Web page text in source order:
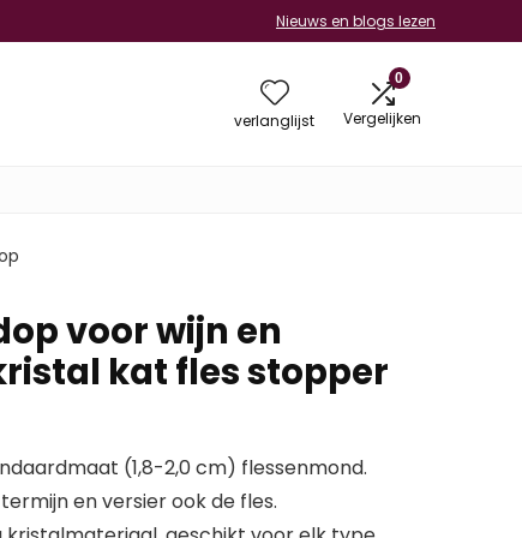
Nieuws en blogs lezen
verlanglijst
0
Vergelijken
voor wijn en
kat fles stopper
(1,8-2,0 cm) flessenmond.
en versier ook de fles.